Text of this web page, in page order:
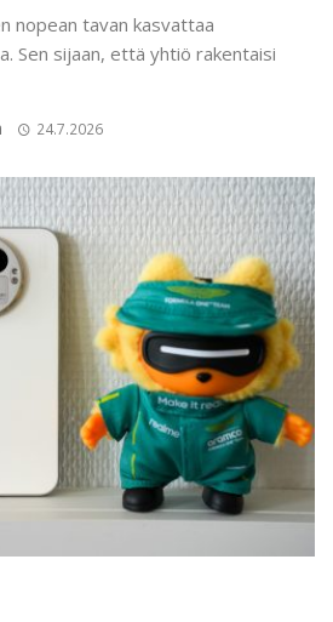
nopean tavan kasvattaa
Sen sijaan, että yhtiö rakentaisi
24.7.2026